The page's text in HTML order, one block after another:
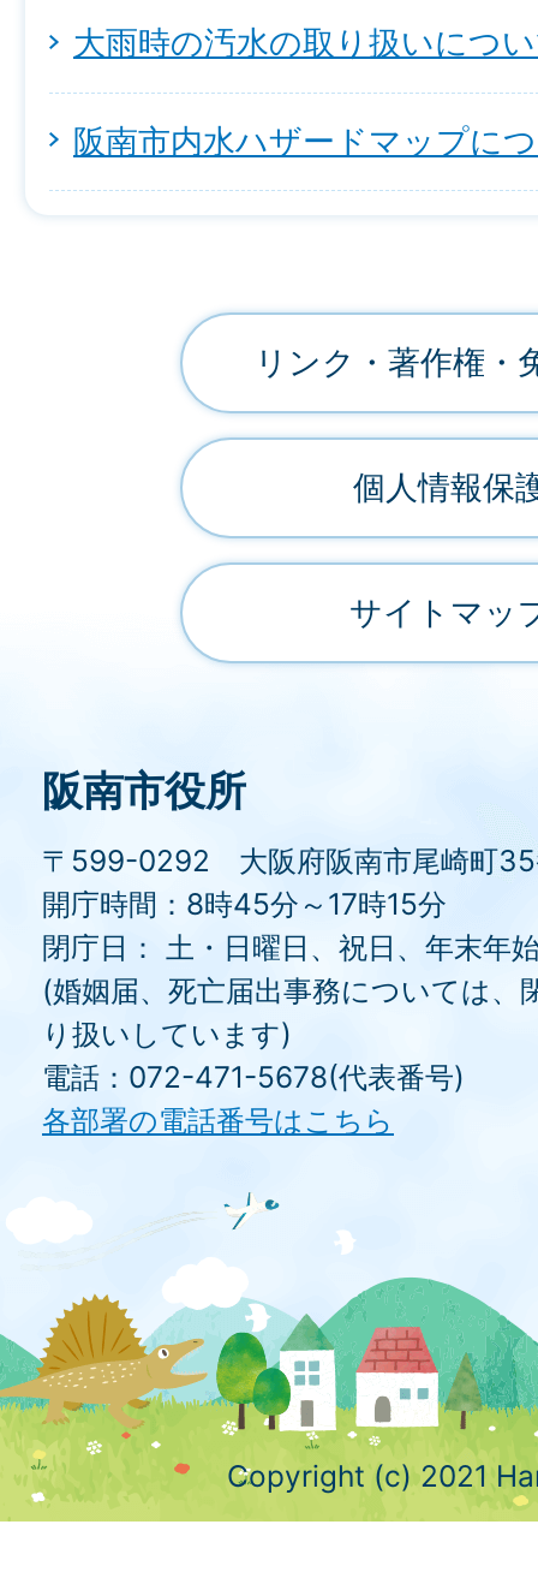
大雨時の汚水の取り扱いにつ
阪南市内水ハザードマップに
リンク・著作権・
個人情報保
サイトマッ
阪南市役所
〒599-0292 大阪府阪南市尾崎町35
開庁時間：8時45分～17時15分
閉庁日： 土・日曜日、祝日、年末年
(婚姻届、死亡届出事務については、
り扱いしています)
電話：072-471-5678(代表番号)
各部署の電話番号はこちら
Copyright (c) 2021